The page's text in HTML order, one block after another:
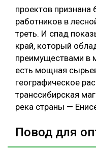
проектов признана
работников в
треть. И спад
край, который
преимуществами в
есть мощная
географическое
транссибирская
река страны —
Повод для